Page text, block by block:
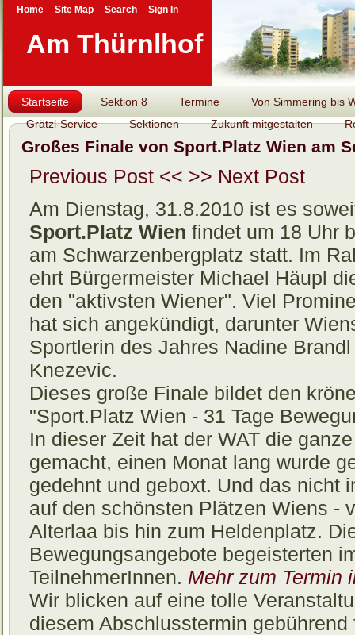
Am Thürnlhof
Startseite Sektion 8 Termine
Von Simmering bis
Grätzl-Service
Sektionen Zukunft mitgestalten
Großes Finale von Sport.Platz Wien am
Previous Post << >> Next Post
Am Dienstag, 31.8.2010 ist es
Sport.Platz Wien findet um 18 Uhr
am Schwarzenbergplatz statt. Im
ehrt Bürgermeister Michael Häupl
den "aktivsten Wiener". Viel
hat sich angekündigt, darunter
Sportlerin des Jahres Nadine
Knezevic.
Dieses große Finale bildet den
"Sport.Platz Wien - 31 Tage
In dieser Zeit hat der WAT die
gemacht, einen Monat lang wurde
gedehnt und geboxt. Und das nicht
auf den schönsten Plätzen Wiens -
Alterlaa bis hin zum Heldenplatz.
Bewegungsangebote begeisterten
TeilnehmerInnen. Mehr zum Termin
Wir blicken auf eine tolle
diesem Abschlusstermin
Home Site Map Search Sign In